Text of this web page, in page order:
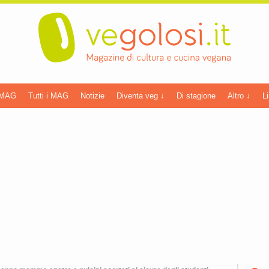
Tutti i MAG Notizie Diventa veg ↓ Di stagione Altro ↓